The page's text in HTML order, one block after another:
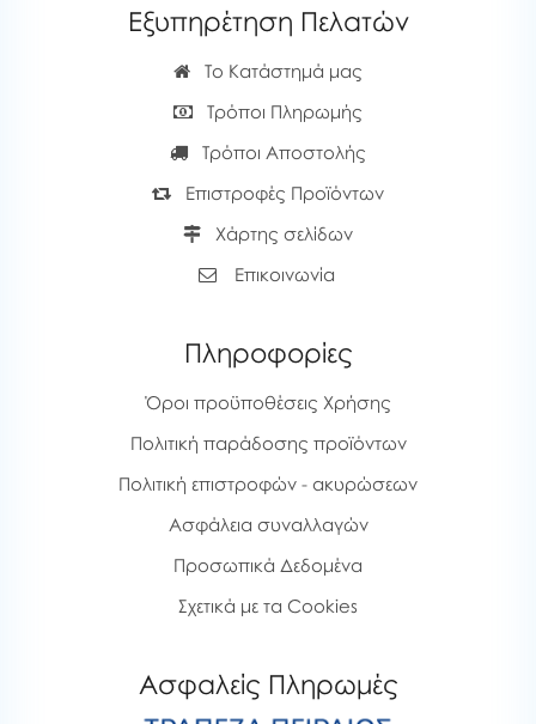
Εξυπηρέτηση Πελατών
Το Κατάστημά μας
Τρόποι Πληρωμής
Τρόποι Αποστολής
Επιστροφές Προϊόντων
Χάρτης σελίδων
Επικοινωνία
Πληροφορίες
Όροι προϋποθέσεις Χρήσης
Πολιτική παράδοσης προϊόντων
Πολιτική επιστροφών - ακυρώσεων
Ασφάλεια συναλλαγών
Προσωπικά Δεδομένα
Σχετικά με τα Cookies
Ασφαλείς Πληρωμές